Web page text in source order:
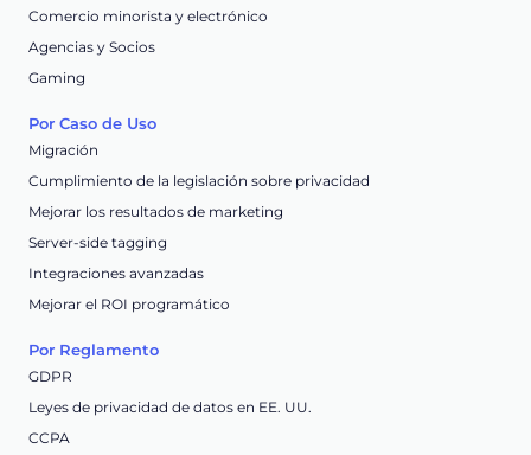
Comercio minorista y electrónico
Agencias y Socios
Gaming
Por Caso de Uso
Migración
Cumplimiento de la legislación sobre privacidad
Mejorar los resultados de marketing
Server-side tagging
Integraciones avanzadas
Mejorar el ROI programático
Por Reglamento
GDPR
Leyes de privacidad de datos en EE. UU.
CCPA